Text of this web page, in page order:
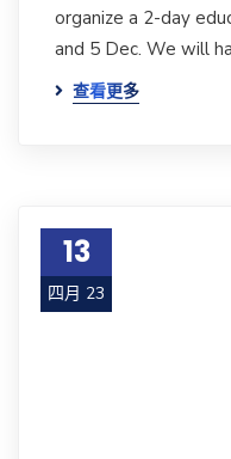
organize a 2-day
and 5 Dec. We will
查看更多
13
四月 23